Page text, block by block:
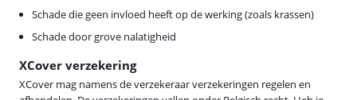
Schade die geen invloed heeft op de werking (zoals krassen)
Schade door grove nalatigheid
XCover verzekering
XCover mag namens de verzekeraar verzekeringen regelen en